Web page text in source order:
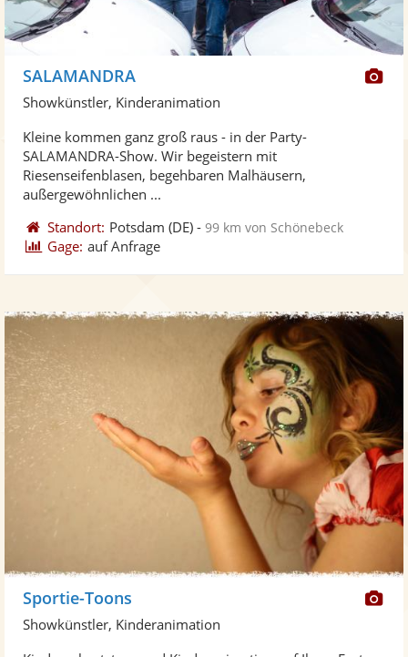
SALAMANDRA
Showkünstler, Kinderanimation
Kleine kommen ganz groß raus - in der Party-
SALAMANDRA-Show. Wir begeistern mit
Riesenseifenblasen, begehbaren Malhäusern,
außergewöhnlichen ...
Standort: Potsdam (DE) -99 km von Schönebeck
Gage: auf Anfrage
Sportie-Toons
Showkünstler, Kinderanimation